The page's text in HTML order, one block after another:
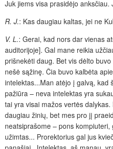
Juk jiems visa prasidėjo anksčiau.
R. J.: Kas daugiau kaltas, jei ne
V. L.: Gerai, kad nors dar vienas
auditorijoje]. Gal mane reikia
prišnekėti daug. Bet vis dėlto
nešė sąžinę. Čia buvo kalbėta
intelektas...Man atėjo į galvą, kad
pažiūra – neva intelektas yra
tai yra visai mažos vertės
daugiau žinių, bet mes pro jį
neatsiprašome – pons
užimtas... Prorektorius gal jus